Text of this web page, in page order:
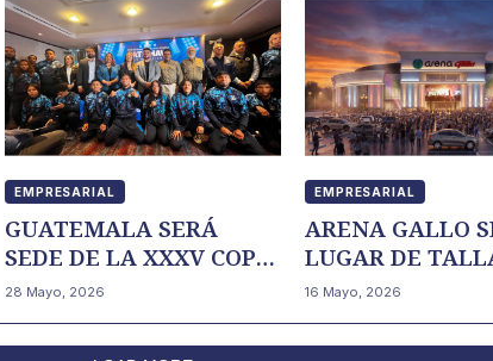
EMPRESARIAL
GUATEMALA SERÁ
SEDE DE LA XXXV COPA
INTERNACIONAL DE
SHAW
28 Mayo, 2026
EMPRESARIAL
ARENA GALLO
LUGAR DE
MUNDIAL
16 Mayo, 2026